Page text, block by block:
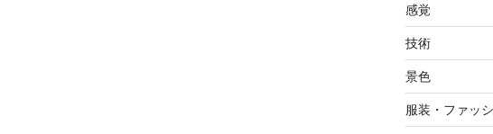
感覚
技術
景色
服装・ファッ